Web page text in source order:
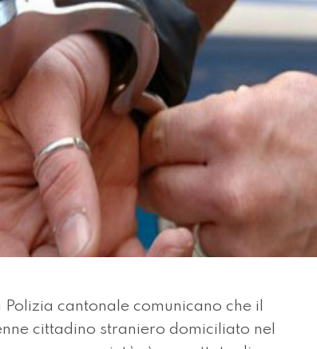
cantonale comunicano che il
cittadino straniero domiciliato nel